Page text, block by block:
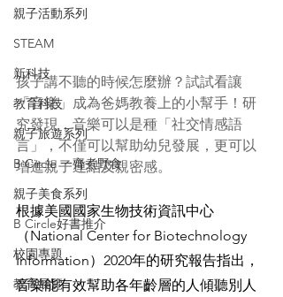
親子活動系列
STEAM
新科技
教育科技
親子旅遊系列
B Circle 一齊煮野食
親子美食系列
B Circle好書推介
校園專題
教育展覽
孩子講不聽的時候怎麼辦？試試看讓
「音樂」成為爸媽教養上的小幫手！研
究發現，音樂可以是種「社交情感語
言」，不僅可以幫助幼兒發展，更可以
增進親子連結及親密感。
根據美國國家生物技術資訊中心
（National Center for Biotechnology
Information）2020年的研究報告指出，
音樂能有效幫助各年齡層的人傾聽別人